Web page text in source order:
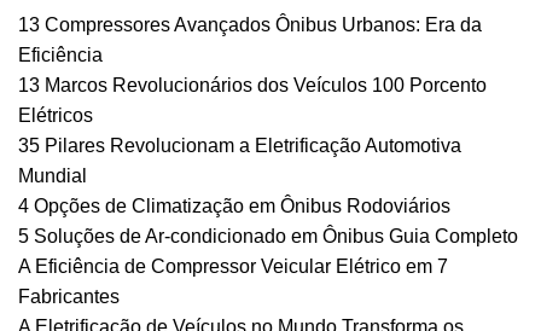
13 Compressores Avançados Ônibus Urbanos: Era da
Eficiência
13 Marcos Revolucionários dos Veículos 100 Porcento
Elétricos
35 Pilares Revolucionam a Eletrificação Automotiva
Mundial
4 Opções de Climatização em Ônibus Rodoviários
5 Soluções de Ar-condicionado em Ônibus Guia Completo
A Eficiência de Compressor Veicular Elétrico em 7
Fabricantes
A Eletrificação de Veículos no Mundo Transforma os